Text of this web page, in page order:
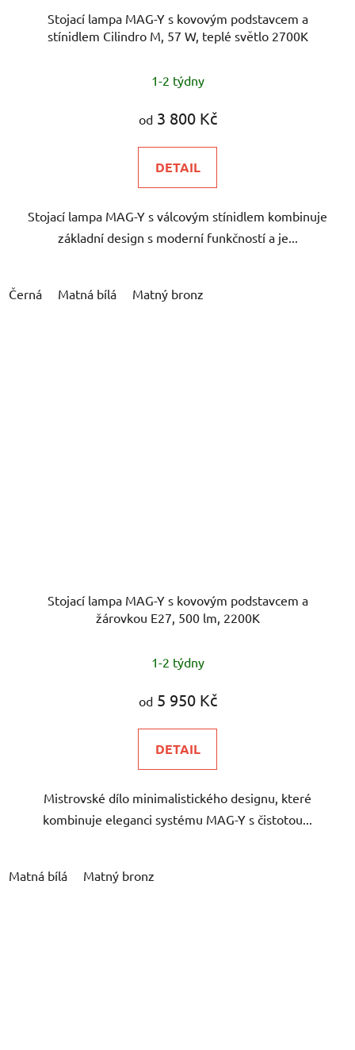
Stojací lampa MAG-Y s kovovým podstavcem a
stínidlem Cilindro M, 57 W, teplé světlo 2700K
1-2 týdny
od3 800 Kč
DETAIL
Stojací lampa MAG-Y s válcovým stínidlem kombinuje
základní design s moderní funkčností a je...
Černá Matná bílá Matný bronz
Stojací lampa MAG-Y s kovovým podstavcem a
žárovkou E27, 500 lm, 2200K
1-2 týdny
od5 950 Kč
DETAIL
Mistrovské dílo minimalistického designu, které
kombinuje eleganci systému MAG-Y s čistotou...
Matná bílá Matný bronz